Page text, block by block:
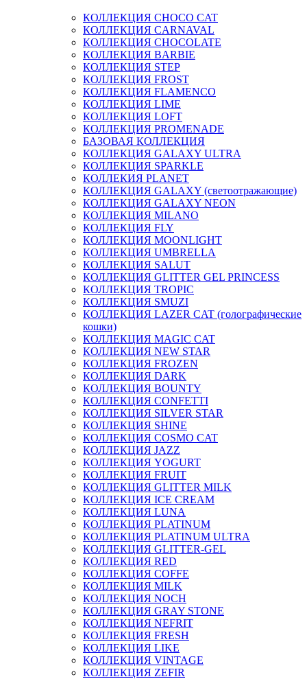
КОЛЛЕКЦИЯ CHOCO CAT
КОЛЛЕКЦИЯ CARNAVAL
КОЛЛЕКЦИЯ CHOCOLATE
КОЛЛЕКЦИЯ BARBIE
КОЛЛЕКЦИЯ STEP
КОЛЛЕКЦИЯ FROST
КОЛЛЕКЦИЯ FLAMENCO
КОЛЛЕКЦИЯ LIME
КОЛЛЕКЦИЯ LOFT
КОЛЛЕКЦИЯ PROMENADE
БАЗОВАЯ КОЛЛЕКЦИЯ
КОЛЛЕКЦИЯ GALAXY ULTRA
КОЛЛЕКЦИЯ SPARKLE
КОЛЛЕКИЯ PLANET
КОЛЛЕКЦИЯ GALAXY (светоотражающие)
КОЛЛЕКЦИЯ GALAXY NEON
КОЛЛЕКЦИЯ MILANO
КОЛЛЕКЦИЯ FLY
КОЛЛЕКЦИЯ MOONLIGHT
КОЛЛЕКЦИЯ UMBRELLA
КОЛЛЕКЦИЯ SALUT
КОЛЛЕКЦИЯ GLITTER GEL PRINCESS
КОЛЛЕКЦИЯ TROPIC
КОЛЛЕКЦИЯ SMUZI
КОЛЛЕКЦИЯ LAZER CAT (голографические
кошки)
КОЛЛЕКЦИЯ MAGIC CAT
КОЛЛЕКЦИЯ NEW STAR
КОЛЛЕКЦИЯ FROZEN
КОЛЛЕКЦИЯ DARK
КОЛЛЕКЦИЯ BOUNTY
КОЛЛЕКЦИЯ CONFETTI
КОЛЛЕКЦИЯ SILVER STAR
КОЛЛЕКЦИЯ SHINE
КОЛЛЕКЦИЯ COSMO CAT
КОЛЛЕКЦИЯ JAZZ
КОЛЛЕКЦИЯ YOGURT
КОЛЛЕКЦИЯ FRUIT
КОЛЛЕКЦИЯ GLITTER MILK
КОЛЛЕКЦИЯ ICE CREAM
КОЛЛЕКЦИЯ LUNA
КОЛЛЕКЦИЯ PLATINUM
КОЛЛЕКЦИЯ PLATINUM ULTRA
КОЛЛЕКЦИЯ GLITTER-GEL
КОЛЛЕКЦИЯ RED
КОЛЛЕКЦИЯ COFFE
КОЛЛЕКЦИЯ MILK
КОЛЛЕКЦИЯ NOCH
КОЛЛЕКЦИЯ GRAY STONE
КОЛЛЕКЦИЯ NEFRIT
КОЛЛЕКЦИЯ FRESH
КОЛЛЕКЦИЯ LIKE
КОЛЛЕКЦИЯ VINTAGE
КОЛЛЕКЦИЯ ZEFIR